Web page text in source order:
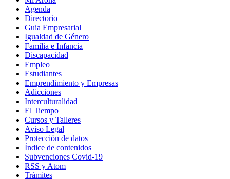
Agenda
Directorio
Guia Empresarial
Igualdad de Género
Familia e Infancia
Discapacidad
Empleo
Estudiantes
Emprendimiento y Empresas
Adicciones
Interculturalidad
El Tiempo
Cursos y Talleres
Aviso Legal
Protección de datos
Índice de contenidos
Subvenciones Covid-19
RSS y Atom
Trámites